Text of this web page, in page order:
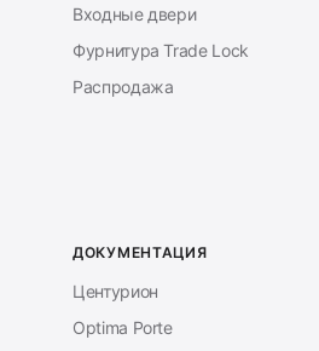
Входные двери
Фурнитура Trade Lock
Распродажа
ДОКУМЕНТАЦИЯ
Центурион
Optima Porte